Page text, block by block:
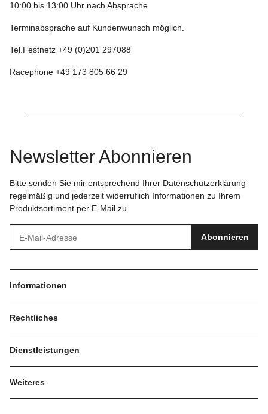
10:00 bis 13:00 Uhr nach Absprache
Terminabsprache auf Kundenwunsch möglich.
Tel.Festnetz +49 (0)201 297088
Racephone +49 173 805 66 29
Newsletter Abonnieren
Bitte senden Sie mir entsprechend Ihrer Datenschutzerklärung
regelmäßig und jederzeit widerruflich Informationen zu Ihrem
Produktsortiment per E-Mail zu.
Abonnieren
Informationen
Rechtliches
Dienstleistungen
Weiteres